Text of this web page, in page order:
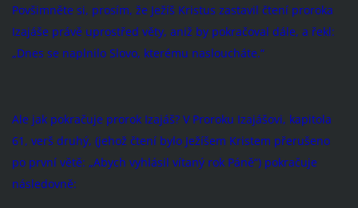
Povšimněte si, prosím, že Ježíš Kristus zastavil čtení proroka
Izajáše právě uprostřed věty, aniž by pokračoval dále, a řekl:
„Dnes se naplnilo Slovo, kterému nasloucháte.“
Ale jak pokračuje prorok Izajáš? V Proroku Izajášovi, kapitola
61, verš druhý, (jehož čtení bylo Ježíšem Kristem přerušeno
po první větě: „Abych vyhlásil vítaný rok Páně“) pokračuje
následovně: